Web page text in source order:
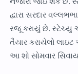
દ્વારા સરદાર
રજૂ કરાયું છે. સ્ટેચ્યુ
તૈયાર કરાયેલો
આ શો સોમવાર